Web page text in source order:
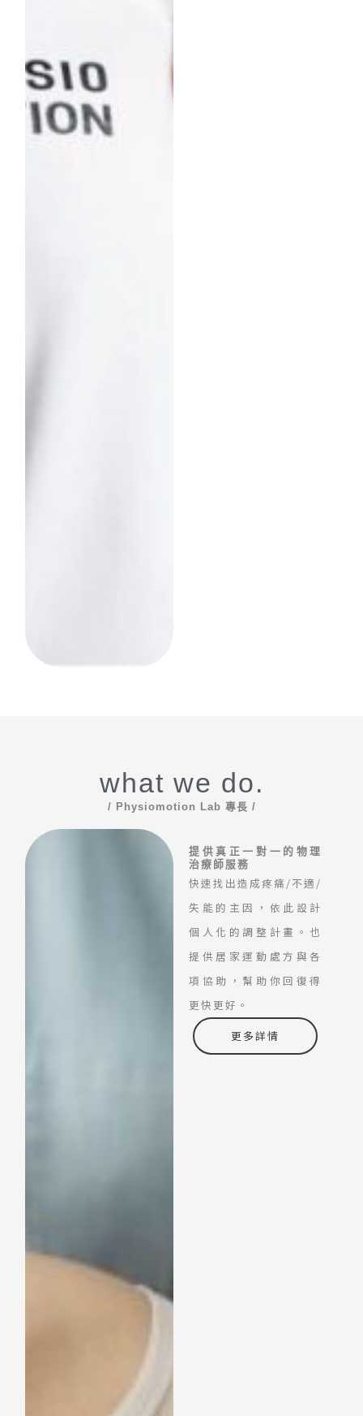
what we do.
/ Physiomotion Lab 專長 /
提供真正一對一的物理
治療師服務
快速找出造成疼痛/不適/
失能的主因，依此設計
個人化的調整計畫。也
提供居家運動處方與各
項協助，幫助你回復得
更快更好。
更多詳情